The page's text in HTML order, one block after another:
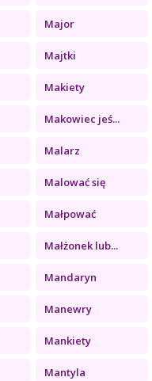
Major
Majtki
Makiety
Makowiec jeś...
Malarz
Malować się
Małpować
Małżonek lub...
Mandaryn
Manewry
Mankiety
Mantyla